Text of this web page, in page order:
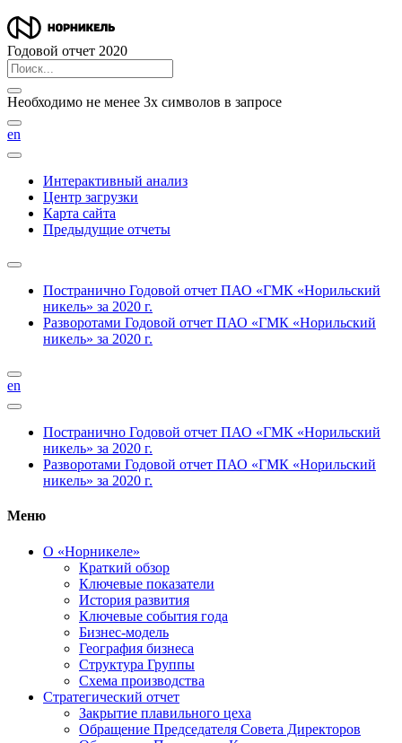
Годовой отчет 2020
Необходимо не менее 3х символов в запросе
en
Интерактивный анализ
Центр загрузки
Карта сайта
Предыдущие отчеты
Постранично Годовой отчет ПАО «ГМК «Норильский
никель» за 2020 г.
Разворотами Годовой отчет ПАО «ГМК «Норильский
никель» за 2020 г.
en
Постранично Годовой отчет ПАО «ГМК «Норильский
никель» за 2020 г.
Разворотами Годовой отчет ПАО «ГМК «Норильский
никель» за 2020 г.
Меню
О «Норникеле»
Краткий обзор
Ключевые показатели
История развития
Ключевые события года
Бизнес-модель
География бизнеса
Структура Группы
Схема производства
Стратегический отчет
Закрытие плавильного цеха
Обращение Председателя Совета Директоров